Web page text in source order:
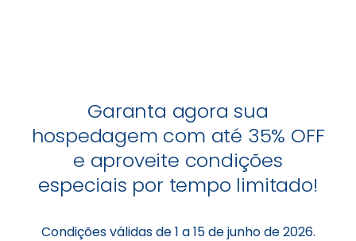
Garanta agora sua
hospedagem com até 35% OFF
e aproveite condições
especiais por tempo limitado!
Condições válidas de 1 a 15 de junho de 2026.